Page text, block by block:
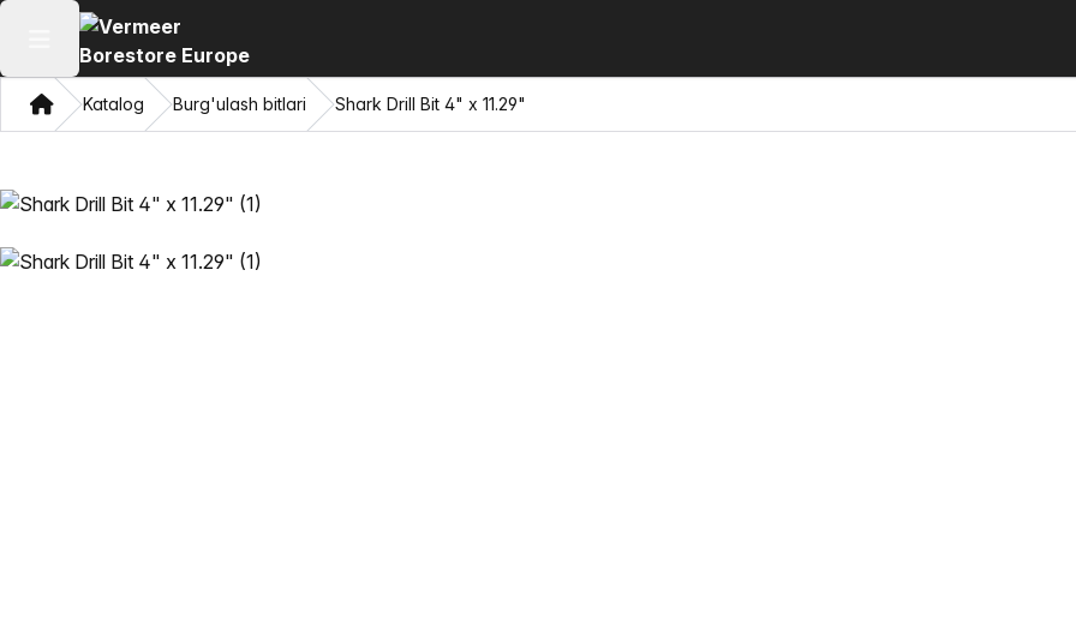
Asosiy menyuni ochish
Bosh sahifa
Katalog Burg'ulash bitlari Shark Drill Bit 4" x 11.29"